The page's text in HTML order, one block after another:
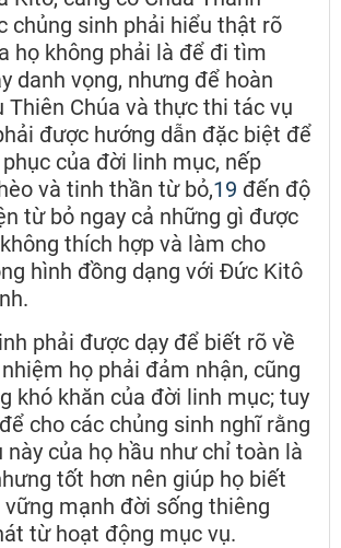
chủng sinh phải hiểu thật rõ
họ không phải là để đi tìm
danh vọng, nhưng để hoàn
Thiên Chúa và thực thi tác vụ
được hướng dẫn đặc biệt để
của đời linh mục, nếp
và tinh thần từ bỏ,19 đến độ
từ bỏ ngay cả những gì được
thích hợp và làm cho
hình đồng dạng với Đức Kitô
phải được dạy để biết rõ về
họ phải đảm nhận, cũng
khó khăn của đời linh mục; tuy
cho các chủng sinh nghĩ rằng
này của họ hầu như chỉ toàn là
tốt hơn nên giúp họ biết
mạnh đời sống thiêng
từ hoạt động mục vụ.